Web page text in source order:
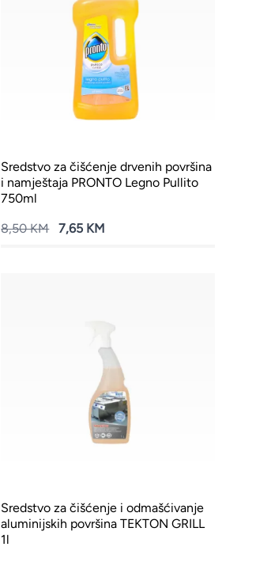
Sredstvo za čišćenje drvenih površina
i namještaja PRONTO Legno Pullito
750ml
8,50 KM
7,65 KM
Sredstvo za čišćenje i odmašćivanje
aluminijskih površina TEKTON GRILL
1l